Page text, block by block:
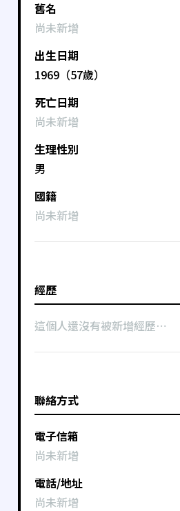
舊名
尚未新增
出生日期
1969（57歲）
死亡日期
尚未新增
生理性別
男
國籍
尚未新增
經歷
這個人還沒有被新增經歷⋯
聯絡方式
電子信箱
尚未新增
電話/地址
尚未新增